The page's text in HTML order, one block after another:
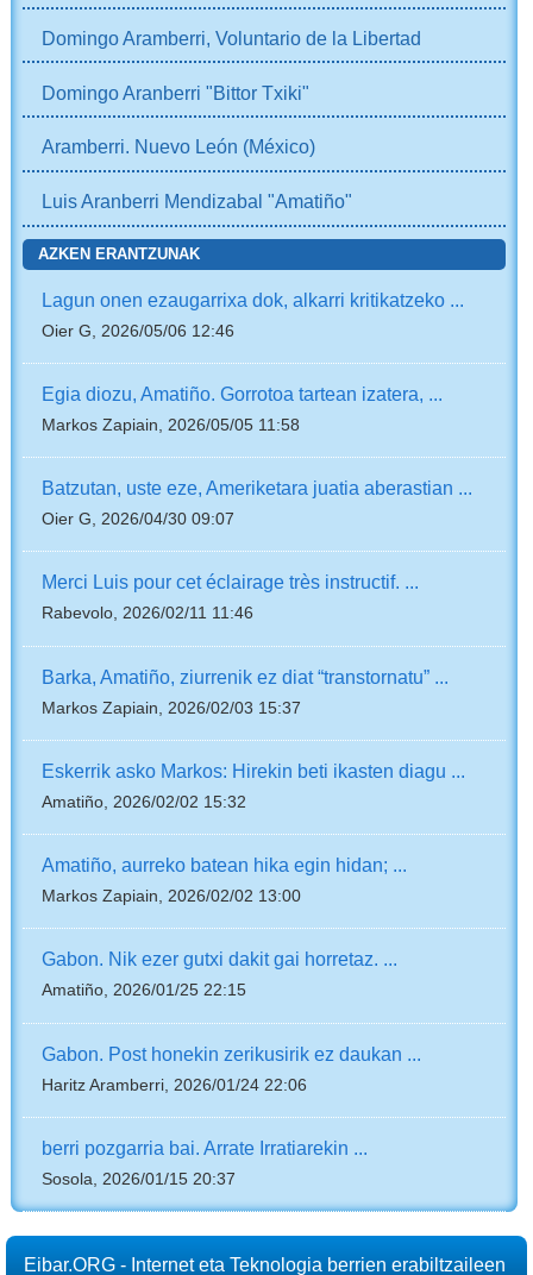
Domingo Aramberri, Voluntario de la Libertad
Domingo Aranberri "Bittor Txiki"
Aramberri. Nuevo León (México)
Luis Aranberri Mendizabal "Amatiño"
AZKEN ERANTZUNAK
Lagun onen ezaugarrixa dok, alkarri kritikatzeko ...
Oier G, 2026/05/06 12:46
Egia diozu, Amatiño. Gorrotoa tartean izatera, ...
Markos Zapiain, 2026/05/05 11:58
Batzutan, uste eze, Ameriketara juatia aberastian ...
Oier G, 2026/04/30 09:07
Merci Luis pour cet éclairage très instructif. ...
Rabevolo, 2026/02/11 11:46
Barka, Amatiño, ziurrenik ez diat “transtornatu” ...
Markos Zapiain, 2026/02/03 15:37
Eskerrik asko Markos: Hirekin beti ikasten diagu ...
Amatiño, 2026/02/02 15:32
Amatiño, aurreko batean hika egin hidan; ...
Markos Zapiain, 2026/02/02 13:00
Gabon. Nik ezer gutxi dakit gai horretaz. ...
Amatiño, 2026/01/25 22:15
Gabon. Post honekin zerikusirik ez daukan ...
Haritz Aramberri, 2026/01/24 22:06
berri pozgarria bai. Arrate Irratiarekin ...
Sosola, 2026/01/15 20:37
Eibar.ORG - Internet eta Teknologia berrien erabiltzaileen